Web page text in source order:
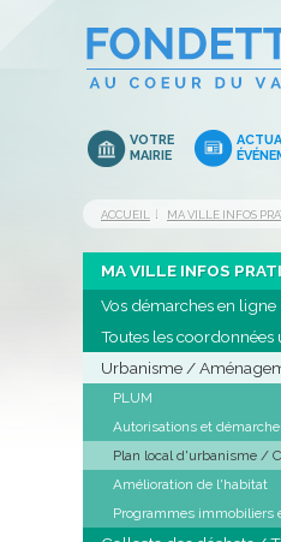
VOTRE
MAIRIE
ACCUEIL MA VILLE INFOS
MA VILLE INFOS
Vos démarches en ligne
Toutes les coordonnées
Urbanisme /
PLUM
Autorisations et
Plan local d'urbanisme /
Amélioration de l'habitat
Programmes immobiliers